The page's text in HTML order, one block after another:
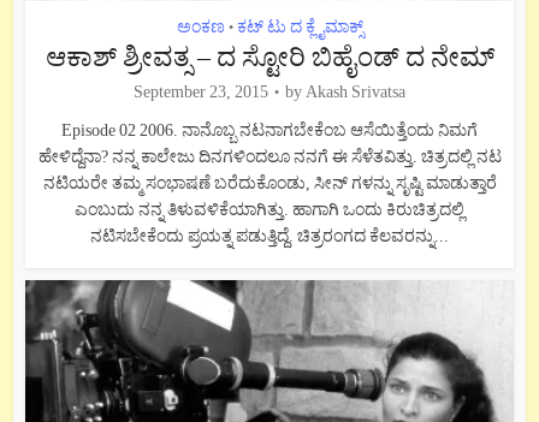
ಅಂಕಣ • ಕಟ್ ಟು ದ ಕ್ಲೈಮಾಕ್ಸ್
ಆಕಾಶ್ ಶ್ರೀವತ್ಸ – ದ ಸ್ಟೋರಿ ಬಿಹೈಂಡ್ ದ ನೇಮ್
September 23, 2015 by Akash Srivatsa
Episode 02 2006. ನಾನೊಬ್ಬ ನಟನಾಗಬೇಕೆಂಬ ಆಸೆಯಿತ್ತೆಂದು ನಿಮಗೆ
ಹೇಳಿದ್ದೆನಾ? ನನ್ನ ಕಾಲೇಜು ದಿನಗಳಿಂದಲೂ ನನಗೆ ಈ ಸೆಳೆತವಿತ್ತು. ಚಿತ್ರದಲ್ಲಿ ನಟ
ನಟಿಯರೇ ತಮ್ಮ ಸಂಭಾಷಣೆ ಬರೆದುಕೊಂಡು, ಸೀನ್ ಗಳನ್ನು ಸೃಷ್ಟಿ ಮಾಡುತ್ತಾರೆ
ಎಂಬುದು ನನ್ನ ತಿಳುವಳಿಕೆಯಾಗಿತ್ತು. ಹಾಗಾಗಿ ಒಂದು ಕಿರುಚಿತ್ರದಲ್ಲಿ
ನಟಿಸಬೇಕೆಂದು ಪ್ರಯತ್ನ ಪಡುತ್ತಿದ್ದೆ. ಚಿತ್ರರಂಗದ ಕೆಲವರನ್ನು...